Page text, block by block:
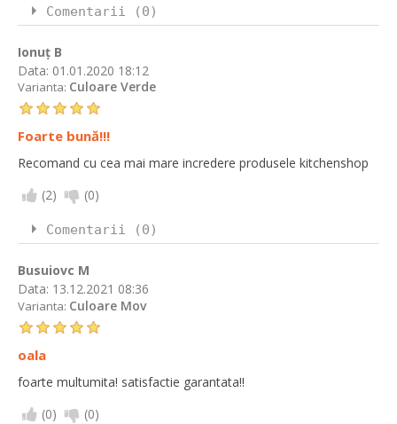
Comentarii (0)
Ionuț B
Data: 01.01.2020 18:12
Varianta: Culoare Verde
Foarte bună!!!
Recomand cu cea mai mare incredere produsele kitchenshop
(2) (0)
Comentarii (0)
Busuiovc M
Data: 13.12.2021 08:36
Varianta: Culoare Mov
oala
foarte multumita! satisfactie garantata!!
(0) (0)